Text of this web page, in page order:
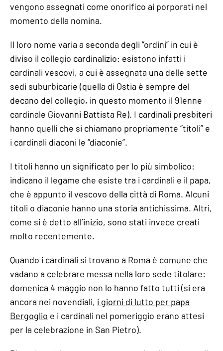
vengono assegnati come onorifico ai porporati nel
momento della nomina.
Il loro nome varia a seconda degli “ordini” in cui è
diviso il collegio cardinalizio: esistono infatti i
cardinali vescovi, a cui è assegnata una delle sette
sedi suburbicarie (quella di Ostia è sempre del
decano del collegio, in questo momento il 91enne
cardinale Giovanni Battista Re). I cardinali presbiteri
hanno quelli che si chiamano propriamente “titoli” e
i cardinali diaconi le “diaconie”.
I titoli hanno un significato per lo più simbolico:
indicano il legame che esiste tra i cardinali e il papa,
che è appunto il vescovo della città di Roma. Alcuni
titoli o diaconie hanno una storia antichissima. Altri,
come si è detto all’inizio, sono stati invece creati
molto recentemente.
Quando i cardinali si trovano a Roma è comune che
vadano a celebrare messa nella loro sede titolare:
domenica 4 maggio non lo hanno fatto tutti (si era
ancora nei novendiali, i giorni di lutto per papa
Bergoglio e i cardinali nel pomeriggio erano attesi
per la celebrazione in San Pietro).